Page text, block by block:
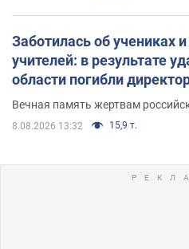
Заботилась об учениках
учителей: в результате
области погибли
муж и внук
Вечная память жертвам
8.08.2026 13:32 15,9 т.